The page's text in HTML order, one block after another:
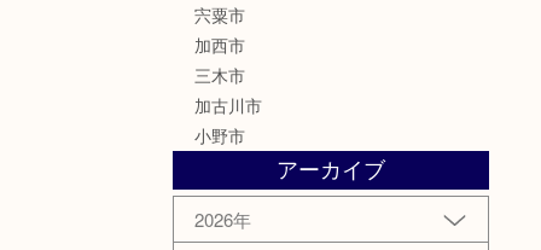
宍粟市
加西市
三木市
加古川市
小野市
アーカイブ
2026年